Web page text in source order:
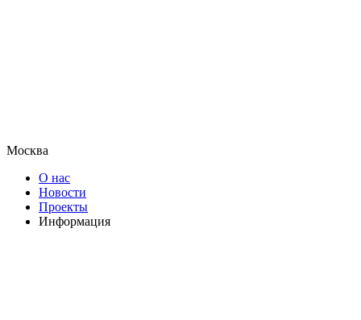
Москва
О нас
Новости
Проекты
Информация